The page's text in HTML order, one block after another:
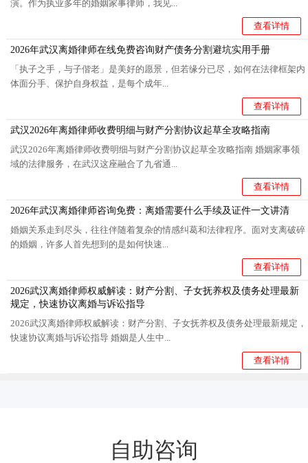
演。作为执业多年的婚姻家事律师，我见...
查看详情
2026年武汉离婚律师在线免费咨询财产债务分割避坑实用手册
「执子之手，与子偕老」是美好的愿景，但若缘分已尽，如何在法律框架内
体面分手、保护自身权益，是每个成年...
查看详情
武汉2026年离婚律师收费明细与财产分割协议起草全攻略指南
武汉2026年离婚律师收费明细与财产分割协议起草全攻略指南 婚姻家事领
域的法律服务，在武汉这座融合了九省通...
查看详情
2026年武汉离婚律师咨询免费：离婚需要什么手续及证件一文讲清
婚姻关系走到尽头，往往伴随着复杂的情感纠葛和法律程序。面对支离破碎
的婚姻，许多人首先想到的是如何快速...
查看详情
2026武汉离婚律师权威解读：财产分割、子女抚养权及债务处理最新
规定，快速协议离婚与诉讼指导
2026武汉离婚律师权威解读：财产分割、子女抚养权及债务处理最新规定，
快速协议离婚与诉讼指导 婚姻是人生中...
查看详情
自助咨询